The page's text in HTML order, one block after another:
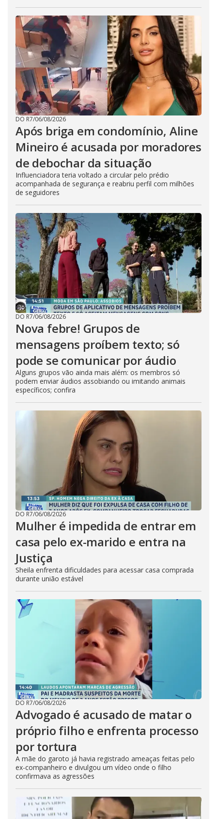
DO R7/06/08/2026
Após briga em condomínio, Aline
Mineiro é acusada por moradores
de debochar da situação
Influenciadora teria voltado a circular pelo prédio
acompanhada de segurança e reabriu perfil com milhões
de seguidores
DO R7/06/08/2026
Nova febre! Grupos de
mensagens proíbem texto; só
pode se comunicar por áudio
Alguns grupos vão ainda mais além: os membros só
podem enviar áudios assobiando ou imitando animais
específicos; confira
DO R7/06/08/2026
Mulher é impedida de entrar em
casa pelo ex-marido e entra na
Justiça
Sheila enfrenta dificuldades para acessar casa comprada
durante união estável
DO R7/06/08/2026
Advogado é acusado de matar o
próprio filho e enfrenta processo
por tortura
A mãe do garoto já havia registrado ameaças feitas pelo
ex-companheiro e divulgou um vídeo onde o filho
confirmava as agressões